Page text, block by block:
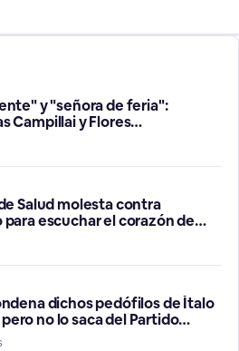
y "señora de feria":
Campillai y Flores
un vergonzoso
Salud molesta contra
escuchar el corazón de
feto antes de abortar
dichos pedófilos de Ítalo
no lo saca del Partido